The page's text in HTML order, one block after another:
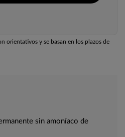
orientativos y se basan en los plazos de
sin amoníaco de